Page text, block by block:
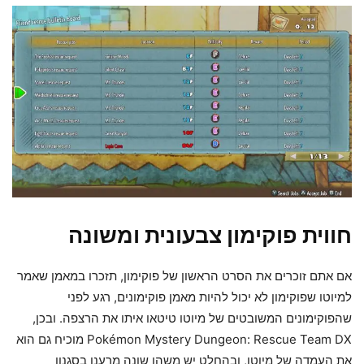
חווית פוקימון צבעונית ומשונה
אם אתם זוכרים את הסרט הראשון של פוקימון, תזכרו במאמן שאמר
למיוטו שפוקימון לא יכול להיות מאמן פוקימונים, רגע לפני
שהפוקימונים המשובטים של מיוטו טיטאו איתו את הרצפה. ובכן,
Pokémon Mystery Dungeon: Rescue Team DX מוכיח גם הוא
את העמדה של מיוטו, ובהחלט יש משהו שונה מרענן בסגנון